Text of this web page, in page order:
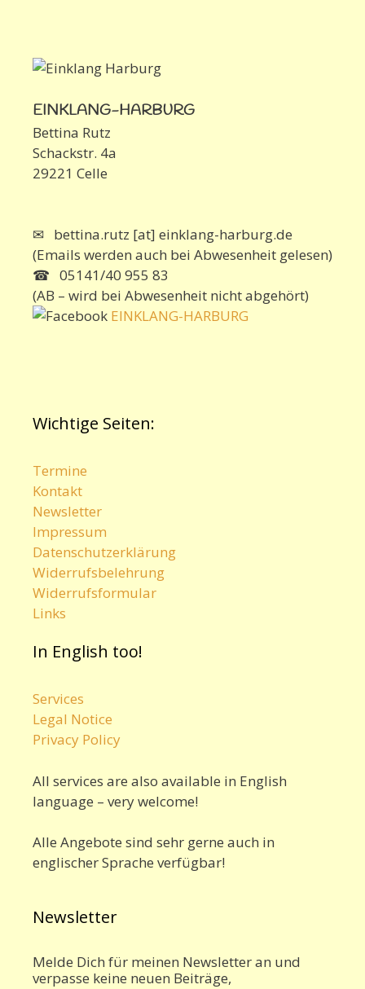
EINKLANG-HARBURG
Bettina Rutz
Schackstr. 4a
29221 Celle
✉ bettina.rutz [at] einklang-harburg.de
(Emails werden auch bei Abwesenheit gelesen)
☎ 05141/40 955 83
(AB – wird bei Abwesenheit nicht abgehört)
EINKLANG-HARBURG
Wichtige Seiten:
Termine
Kontakt
Newsletter
Impressum
Datenschutzerklärung
Widerrufsbelehrung
Widerrufsformular
Links
In English too!
Services
Legal Notice
Privacy Policy
All services are also available in English
language – very welcome!
Alle Angebote sind sehr gerne auch in
englischer Sprache verfügbar!
Newsletter
Melde Dich für meinen Newsletter an und
verpasse keine neuen Beiträge,